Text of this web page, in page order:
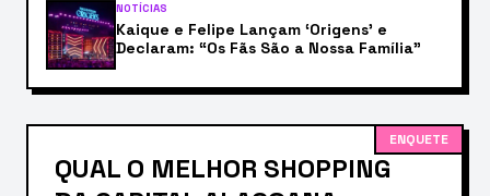
NOTÍCIAS
Kaique e Felipe Lançam ‘Origens’ e
Declaram: “Os Fãs São a Nossa Família”
ENQUETE
QUAL O MELHOR SHOPPING